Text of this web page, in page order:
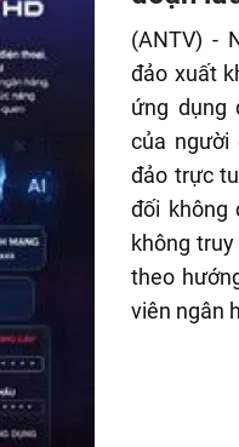
(ANTV) -
đảo xuất
ứng dụng
của người
đảo trực
đối không
không
theo
viên ngân